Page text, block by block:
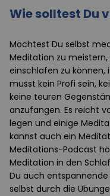
Wie solltest Du
Möchtest Du selbst
Meditation zu
einschlafen zu können,
musst kein Profi sein,
keine teuren
anzufangen. Es reicht
legen und einige
kannst auch ein
Meditations-Podcast
Meditation in den
Du auch entspannende
selbst durch die